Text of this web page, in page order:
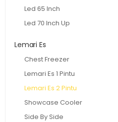
Led 65 Inch
Led 70 Inch Up
Lemari Es
Chest Freezer
Lemari Es 1 Pintu
Lemari Es 2 Pintu
Showcase Cooler
Side By Side